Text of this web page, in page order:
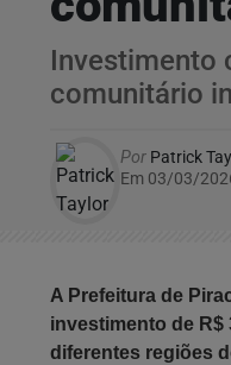
Investimento
comunitário
Por Patrick
Em 03/03/
A Prefeitura de
investimento de R$
diferentes regiões